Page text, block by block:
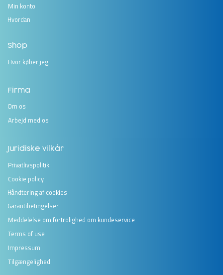
Min konto
Hvordan
Shop
Hvor køber jeg
Firma
Om os
Arbejd med os
Juridiske vilkår
Privatlivspolitik
Cookie policy
Håndtering af cookies
Garantibetingelser
Meddelelse om fortrolighed om kundeservice
Terms of use
Impressum
Tilgængelighed